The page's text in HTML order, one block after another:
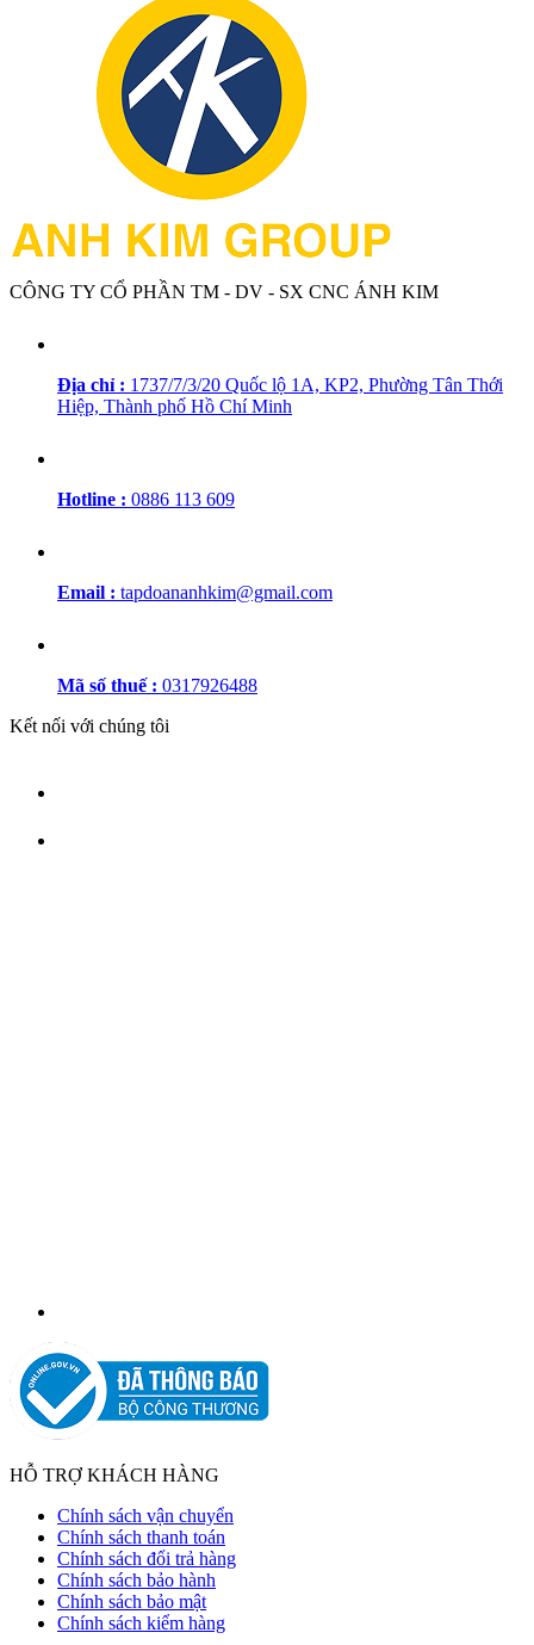
CÔNG TY CỔ PHẦN TM - DV - SX CNC ÁNH KIM
Địa chỉ : 1737/7/3/20 Quốc lộ 1A, KP2, Phường Tân Thới
Hiệp, Thành phố Hồ Chí Minh
Hotline : 0886 113 609
Email : tapdoananhkim@gmail.com
Mã số thuế : 0317926488
Kết nối với chúng tôi
HỖ TRỢ KHÁCH HÀNG
Chính sách vận chuyển
Chính sách thanh toán
Chính sách đổi trả hàng
Chính sách bảo hành
Chính sách bảo mật
Chính sách kiểm hàng